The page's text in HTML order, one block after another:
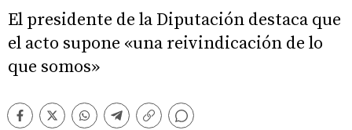
El presidente de la Diputación destaca que
el acto supone «una reivindicación de lo
que somos»
Facebook
TwitterWhatsappTelegram
Copiar
Comentarios